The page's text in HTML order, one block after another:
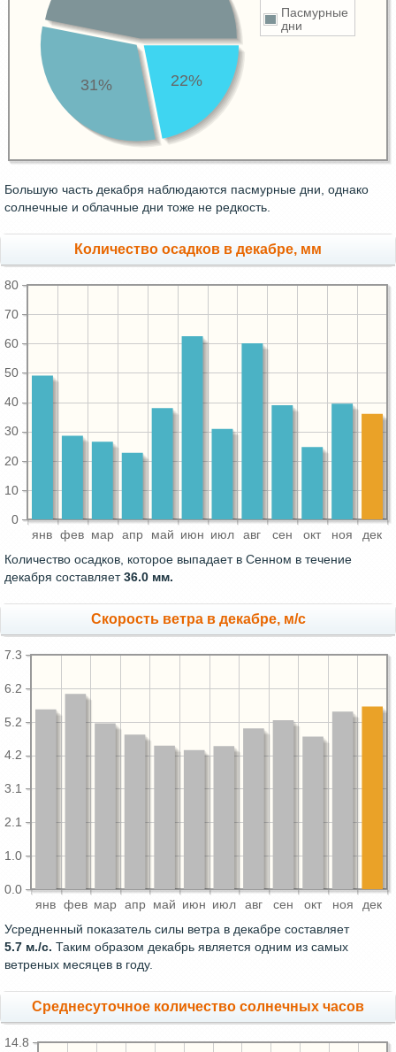
Пасмурные
дни
22%
31%
Большую часть декабря наблюдаются пасмурные дни, однако
солнечные и облачные дни тоже не редкость.
Количество осадков в декабре, мм
янв фев мар апр май июн июл авг сен окт ноя дек
0
10
20
30
40
50
60
70
80
Количество осадков, которое выпадает в Сенном в течение
декабря составляет36.0 мм.
Скорость ветра в декабре, м/с
янв фев мар апр май июн июл авг сен окт ноя дек
0.0
1.0
2.1
3.1
4.2
5.2
6.2
7.3
Усредненный показатель силы ветра в декабре составляет
5.7 м./с. Таким образом декабрь является одним из самых
ветреных месяцев в году.
Среднесуточное количество солнечных часов
14.8